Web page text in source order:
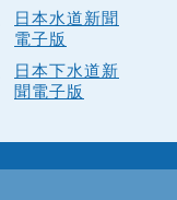
日本水道新聞
電子版
日本下水道新
聞電子版